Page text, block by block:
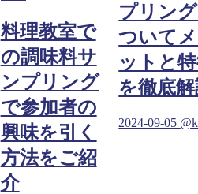
料理教室で
の調味料サ
ンプリング
で参加者の
興味を引く
方法をご紹
介
プリン
ついて
ットと
を徹底
2024-09-05